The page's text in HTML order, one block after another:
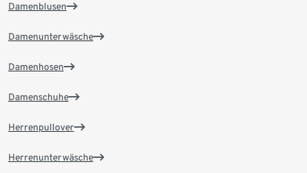
Damenblusen
Damenunterwäsche
Damenhosen
Damenschuhe
Herrenpullover
Herrenunterwäsche